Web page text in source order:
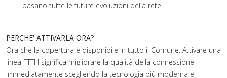
basano tutte le future evoluzioni della rete.
PERCHE' ATTIVARLA ORA?
Ora che la copertura è disponibile in tutto il Comune. Attivare una
linea FTTH significa migliorare la qualità della connessione
immediatamente scegliendo la tecnologia più moderna e